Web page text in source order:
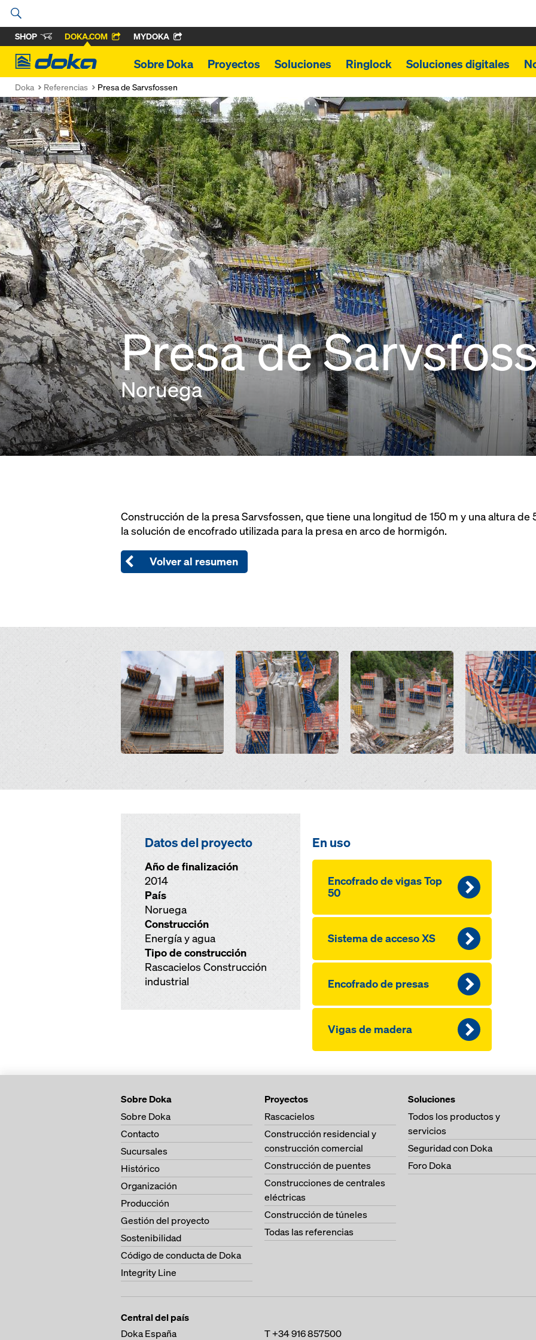
SHOP DOKA.COM MYDOKA
Doka
Sobre Doka Proyectos Soluciones Ringlock Soluciones digitales
Doka Referencias Presa de Sarvsfossen
Presa de
Noruega
Construcción de la presa Sarvsfossen, que tiene una longitud de 150 m y una altura
la solución de encofrado utilizada para la presa en arco de hormigón.
Volver al resumen
Open Open Open Open
Datos del proyecto
Año de finalización
2014
País
Noruega
Construcción
Energía y agua
Tipo de construcción
Rascacielos Construcción
industrial
En uso
Encofra­do de vi­gas Top
50
Sistema de acceso XS
Encofra­do de pre­sas
Vi­gas de madera
Sobre Doka
Sobre Doka
Contacto
Sucursales
Histórico
Organización
Producción
Gestión del proyecto
Sostenibilidad
Código de conducta de Doka
Integrity Line
Proyectos
Rascacielos
Construcción residencial y
construcción comercial
Construcción de puentes
Construcciones de centrales
eléctricas
Construcción de túneles
Todas las referencias
Soluciones
Todos los productos y
servicios
Seguridad con Doka
Foro Doka
Central del país
Doka España
T+34 916 857500